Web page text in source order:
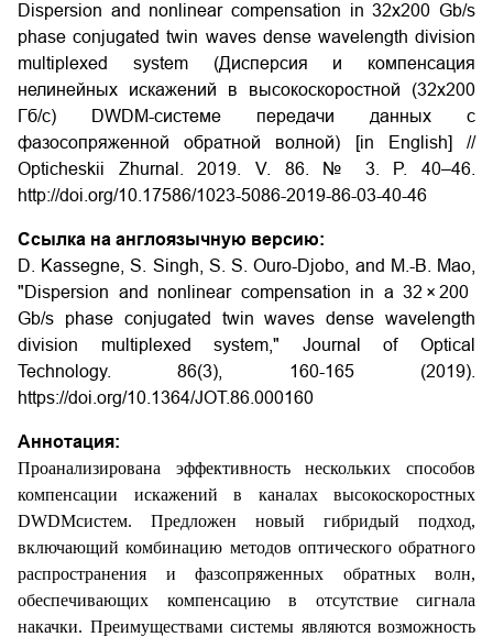
Dispersion and nonlinear compensation in 32х200 Gb/s
phase conjugated twin waves dense wavelength division
multiplexed system (Дисперсия и компенсация
нелинейных искажений в высокоскоростной (32х200
Гб/с) DWDM-системе передачи данных с
фазосопряженной обратной волной) [in English] //
Opticheskii Zhurnal. 2019. V. 86. № 3. P. 40–46.
http://doi.org/10.17586/1023-5086-2019-86-03-40-46
Ссылка на англоязычную версию:
D. Kassegne, S. Singh, S. S. Ouro-Djobo, and M.-B. Mao,
"Dispersion and nonlinear compensation in a 32 × 200
Gb/s phase conjugated twin waves dense wavelength
division multiplexed system," Journal of Optical
Technology. 86(3), 160-165 (2019).
https://doi.org/10.1364/JOT.86.000160
Аннотация:
Проанализирована эффективность нескольких способов
компенсации искажений в каналах высокоскоростных
DWDM­систем. Предложен новый гибридый подход,
включающий комбинацию методов оптического обратного
распространения и фазсопряженных обратных волн,
обеспечивающих компенсацию в отсутствие сигнала
накачки. Преимуществами системы являются возможность